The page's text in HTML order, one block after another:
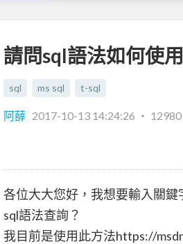
請問sql語法如何使
sql ms sql t-sql
阿薛 2017-10-13 14:24:26 ‧
各位大大您好，我想要輸入關
sql語法查詢？
我目前是使用此方法https://